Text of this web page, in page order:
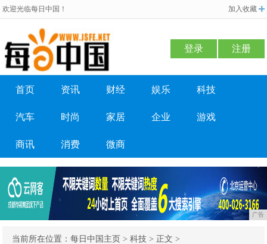
欢迎光临每日中国！ 加入收藏
登录 注册
首页 资讯 财经 娱乐 科技
汽车 时尚 家居 企业 游戏
商讯 消费 微商
广告
当前所在位置：每日中国主页 >科技 > 正文 >